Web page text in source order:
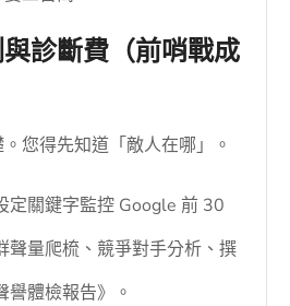
診斷費（前哨戰成
您得先知道「敵人在哪」。
定關鍵字監控 Google 前 30
聲量爬梳、競爭對手分析、撰
譽體檢報告》。